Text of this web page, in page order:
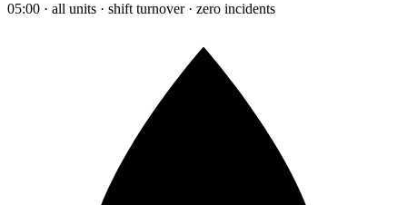
05:00 · all units · shift turnover · zero incidents